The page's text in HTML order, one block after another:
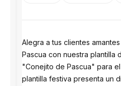
Alegra a tus clientes
Pascua con nuestra plantilla
"Conejito de Pascua" para
plantilla festiva presenta un